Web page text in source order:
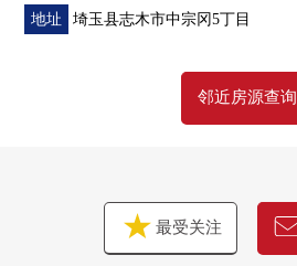
地址 埼玉县志木市中宗冈5丁目
邻近房源查询
最受关注